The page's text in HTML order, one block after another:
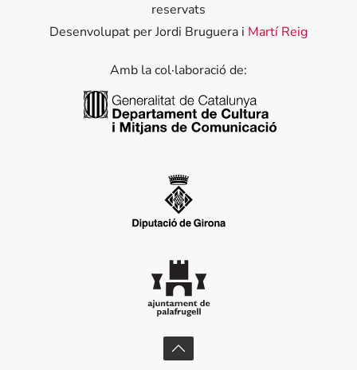
reservats
Desenvolupat per Jordi Bruguera i Martí Reig
Amb la col·laboració de:
Generalitat de Catalunya
Diputació de Girona
Ajuntament de Palafrugell